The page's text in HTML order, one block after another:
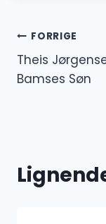
FORRIGE
Theis
Bamses Søn